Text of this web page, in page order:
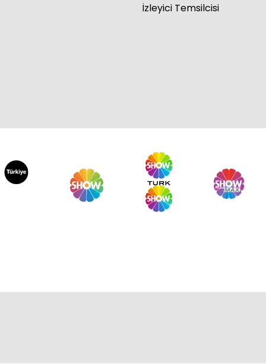
İzleyici Temsilcisi